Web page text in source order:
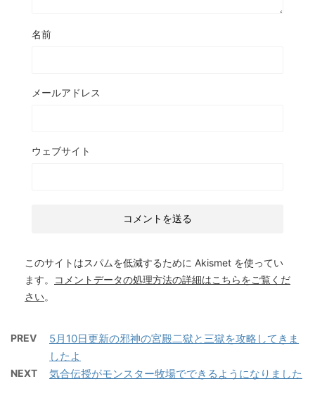
名前
メールアドレス
ウェブサイト
このサイトはスパムを低減するために Akismet を使ってい
ます。
コメントデータの処理方法の詳細はこちらをご覧くだ
さい。
PREV
5月10日更新の邪神の宮殿二獄と三獄を攻略してきま
したよ
NEXT 気合伝授がモンスター牧場でできるようになりました